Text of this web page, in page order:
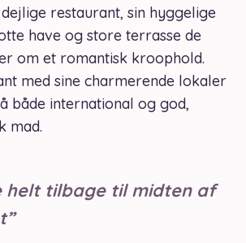
restaurant, sin hyggelige
have og store terrasse de
om et romantisk kroophold.
med sine charmerende lokaler
både international og god,
mad.
helt tilbage til midten af